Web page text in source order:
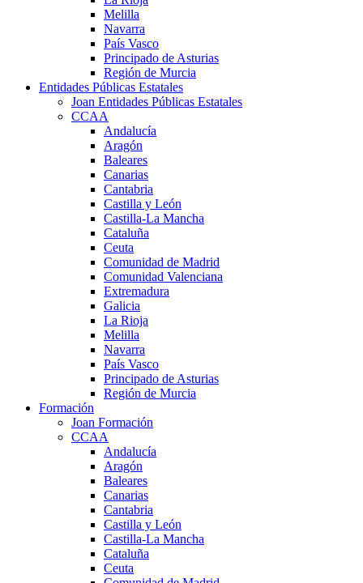
Melilla
Navarra
País Vasco
Principado de Asturias
Región de Murcia
Entidades Públicas Estatales
Joan Entidades Públicas Estatales
CCAA
Andalucía
Aragón
Baleares
Canarias
Cantabria
Castilla y León
Castilla-La Mancha
Cataluña
Ceuta
Comunidad de Madrid
Comunidad Valenciana
Extremadura
Galicia
La Rioja
Melilla
Navarra
País Vasco
Principado de Asturias
Región de Murcia
Formación
Joan Formación
CCAA
Andalucía
Aragón
Baleares
Canarias
Cantabria
Castilla y León
Castilla-La Mancha
Cataluña
Ceuta